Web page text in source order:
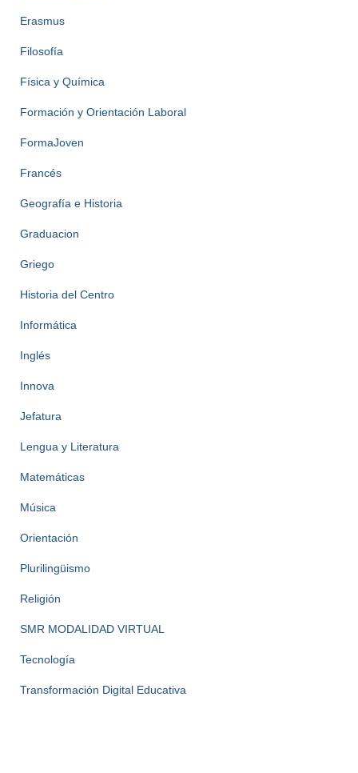
Erasmus
Filosofía
Física y Química
Formación y Orientación Laboral
FormaJoven
Francés
Geografía e Historia
Graduacion
Griego
Historia del Centro
Informática
Inglés
Innova
Jefatura
Lengua y Literatura
Matemáticas
Música
Orientación
Plurilingüismo
Religión
SMR MODALIDAD VIRTUAL
Tecnología
Transformación Digital Educativa